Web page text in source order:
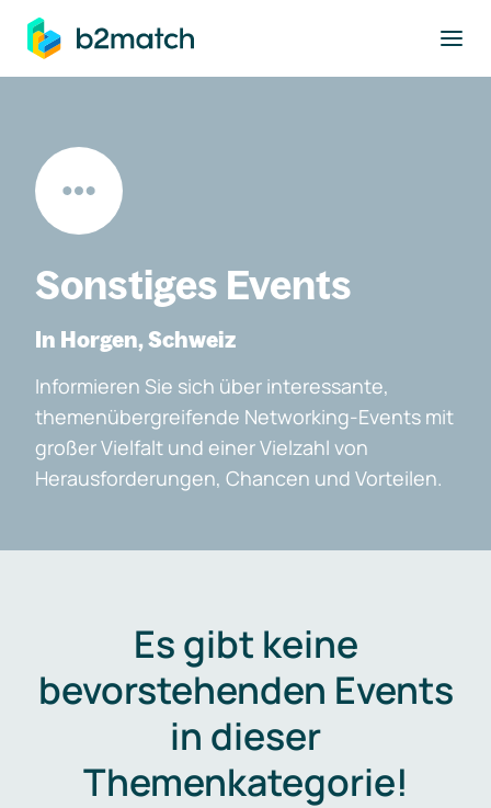
springen
Sonstiges Events
In Horgen, Schweiz
Informieren Sie sich über interessante,
themenübergreifende Networking-Events mit
großer Vielfalt und einer Vielzahl von
Herausforderungen, Chancen und Vorteilen.
Es gibt keine
bevorstehenden Events
in dieser
Themenkategorie!